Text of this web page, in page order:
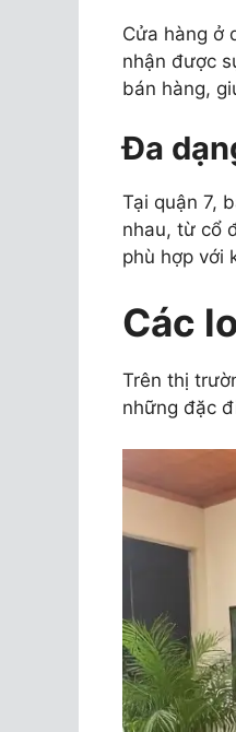
Cửa hàng ở
nhận được
bán hàng,
Đa
Tại quận 7,
nhau, từ cổ
phù hợp với
Các
Trên thị
những đặc